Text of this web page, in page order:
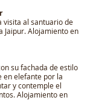
visita al santuario de
Jaipur. Alojamiento en
su fachada de estilo
en elefante por la
y contemple el
Alojamiento en